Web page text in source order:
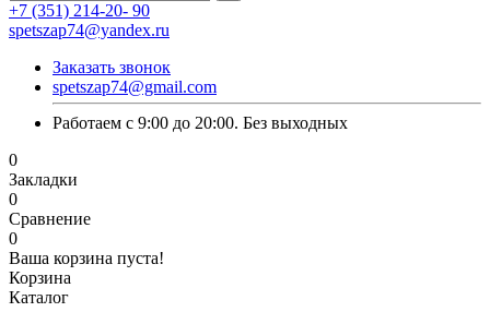
+7 (351) 214-20- 90
spetszap74@yandex.ru
Заказать звонок
spetszap74@gmail.com
Работаем с 9:00 до 20:00. Без выходных
0
Закладки
0
Сравнение
0
Ваша корзина пуста!
Корзина
Каталог